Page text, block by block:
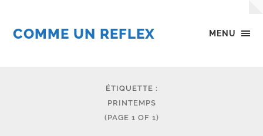
MENU
COMME UN REFLEX
ÉTIQUETTE :
PRINTEMPS
(PAGE 1 OF 1)